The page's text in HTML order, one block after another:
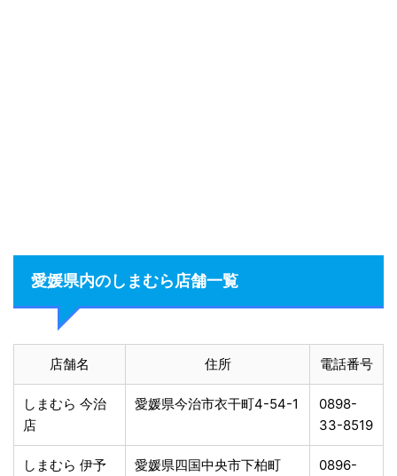
愛媛県内のしまむら店舗一覧
店舗名 住所 電話番号
しまむら 今治
店
愛媛県今治市衣干町4-54-1
0898-
33-8519
しまむら 伊予
愛媛県四国中央市下柏町
0896-